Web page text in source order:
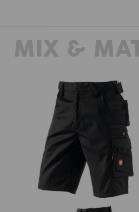
MIX &
Short e.s.motion